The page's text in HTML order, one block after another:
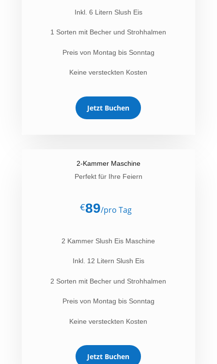
Inkl. 6 Litern Slush Eis
1 Sorten mit Becher und Strohhalmen
Preis von Montag bis Sonntag
Keine versteckten Kosten
Jetzt Buchen
2-Kammer Maschine
Perfekt für Ihre Feiern
€89/pro Tag
2 Kammer Slush Eis Maschine
Inkl. 12 Litern Slush Eis
2 Sorten mit Becher und Strohhalmen
Preis von Montag bis Sonntag
Keine versteckten Kosten
Jetzt Buchen